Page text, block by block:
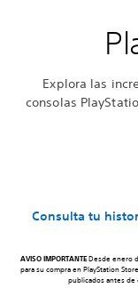
Explora las
consolas
Consulta tu
AVISO IMPORTANTEDesde enero
para su compra en PlayStation
publicados antes de